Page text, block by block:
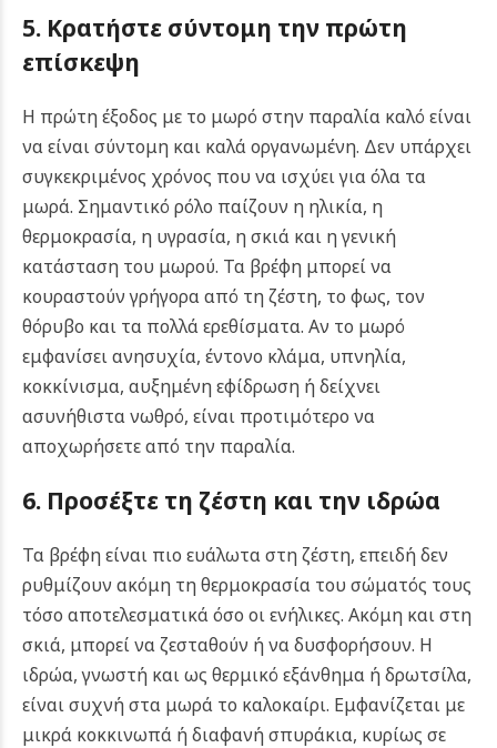
5. Κρατήστε σύντομη την πρώτη
επίσκεψη
Η πρώτη έξοδος με το μωρό στην παραλία καλό είναι
να είναι σύντομη και καλά οργανωμένη. Δεν υπάρχει
συγκεκριμένος χρόνος που να ισχύει για όλα τα
μωρά. Σημαντικό ρόλο παίζουν η ηλικία, η
θερμοκρασία, η υγρασία, η σκιά και η γενική
κατάσταση του μωρού. Τα βρέφη μπορεί να
κουραστούν γρήγορα από τη ζέστη, το φως, τον
θόρυβο και τα πολλά ερεθίσματα. Αν το μωρό
εμφανίσει ανησυχία, έντονο κλάμα, υπνηλία,
κοκκίνισμα, αυξημένη εφίδρωση ή δείχνει
ασυνήθιστα νωθρό, είναι προτιμότερο να
αποχωρήσετε από την παραλία.
6. Προσέξτε τη ζέστη και την ιδρώα
Τα βρέφη είναι πιο ευάλωτα στη ζέστη, επειδή δεν
ρυθμίζουν ακόμη τη θερμοκρασία του σώματός τους
τόσο αποτελεσματικά όσο οι ενήλικες. Ακόμη και στη
σκιά, μπορεί να ζεσταθούν ή να δυσφορήσουν. Η
ιδρώα, γνωστή και ως θερμικό εξάνθημα ή δρωτσίλα,
είναι συχνή στα μωρά το καλοκαίρι. Εμφανίζεται με
μικρά κοκκινωπά ή διαφανή σπυράκια, κυρίως σε